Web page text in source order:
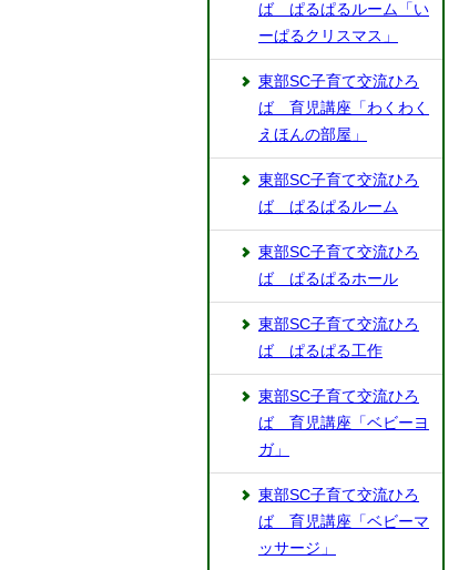
ば ぱるぱるルーム「い
ーぱるクリスマス」
東部SC子育て交流ひろ
ば 育児講座「わくわく
えほんの部屋」
東部SC子育て交流ひろ
ば ぱるぱるルーム
東部SC子育て交流ひろ
ば ぱるぱるホール
東部SC子育て交流ひろ
ば ぱるぱる工作
東部SC子育て交流ひろ
ば 育児講座「ベビーヨ
ガ」
東部SC子育て交流ひろ
ば 育児講座「ベビーマ
ッサージ」